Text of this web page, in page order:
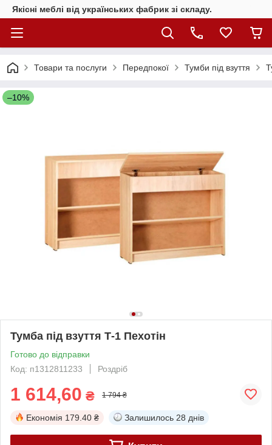
Якісні меблі від українських фабрик зі складу.
Товари та послуги Передпокої Тумби під взуття
–10%
Тумба під взуття Т-1 Пехотін
Готово до відправки
Код: п1312811233
Роздріб
1 614,60 ₴ 1 794 ₴
Економія 179.40 ₴ Залишилось 28 днів